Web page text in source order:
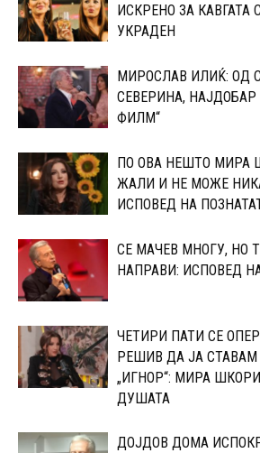
ИСКРЕНО ЗА
УКРАДЕН
МИРОСЛАВ ИЛИЌ: ОД
СЕВЕРИНА, НАЈДОБАР
ФИЛМ“
ПО ОВА НЕШТО МИРА
ЖАЛИ И НЕ МОЖЕ
ИСПОВЕД НА
СЕ МАЧЕВ МНОГУ, НО
НАПРАВИ: ИСПОВЕД
ЧЕТИРИ ПАТИ СЕ
РЕШИВ ДА ЈА СТАВАМ
„ИГНОР“: МИРА
ДУШАТА
ДОЈДОВ ДОМА